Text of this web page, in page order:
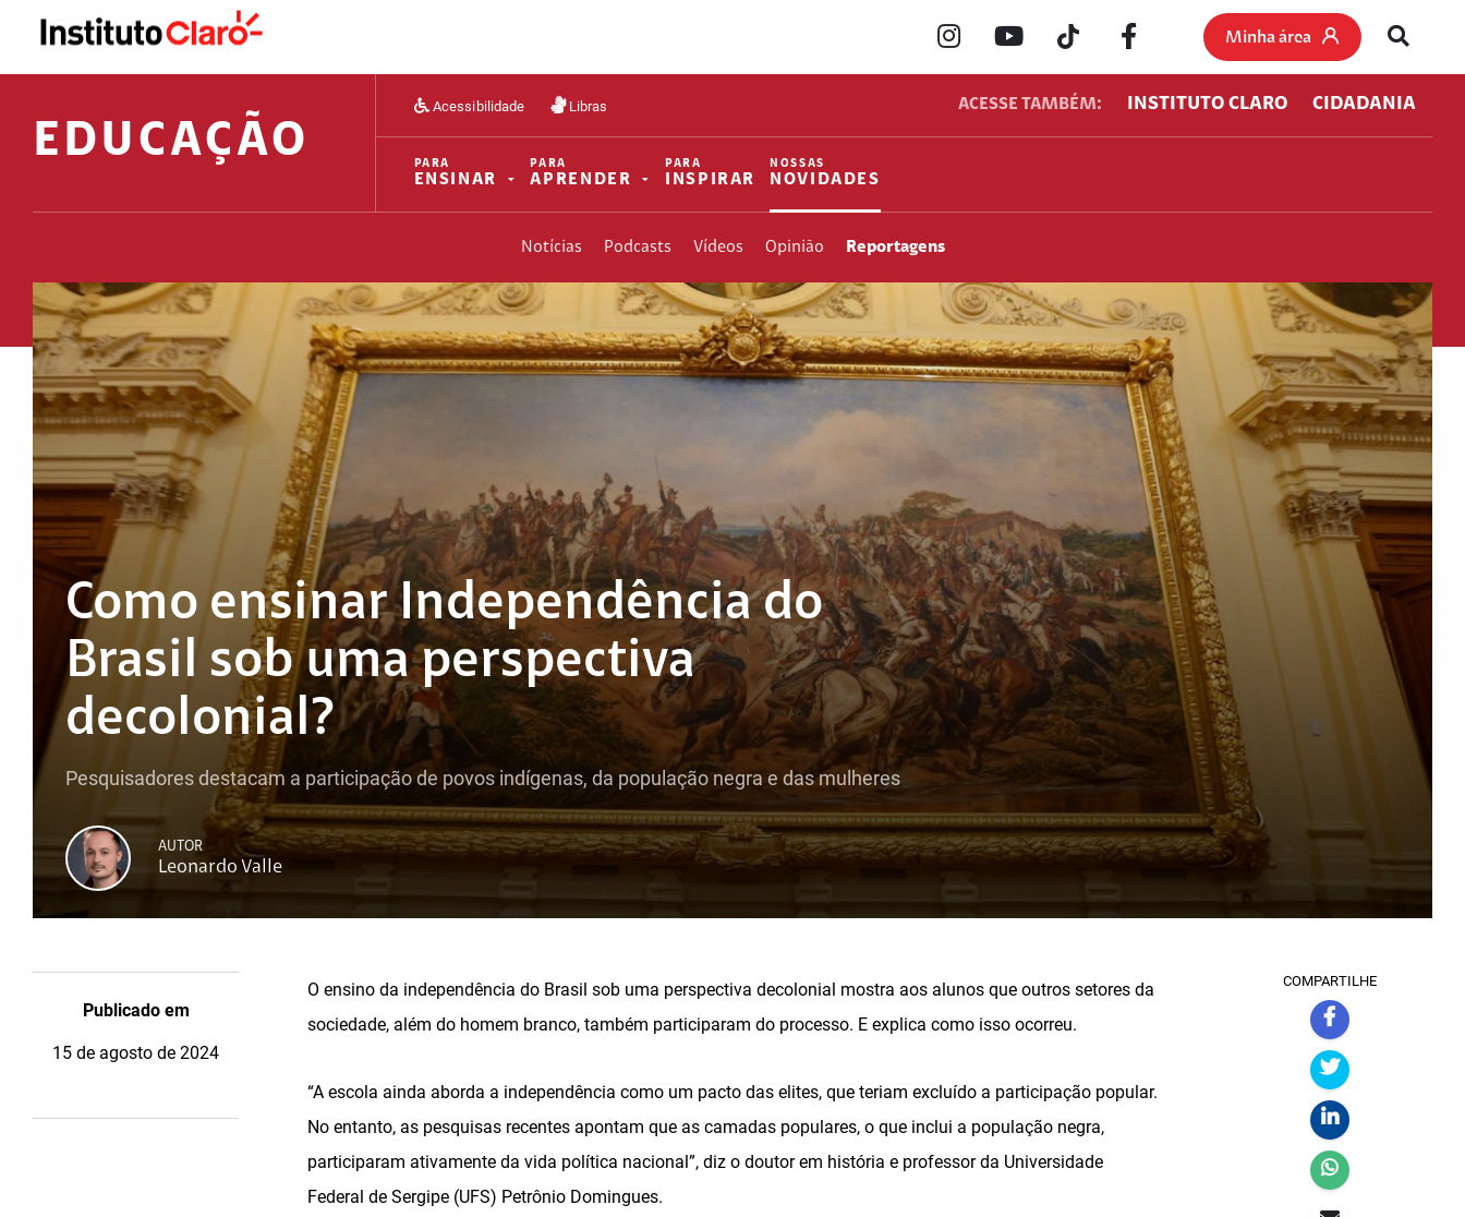
Minha área
EDUCAÇÃO
Acessibilidade Libras ACESSE TAMBÉM: INSTITUTO CLARO CIDADANIA
PARA
ENSINAR
PARA
APRENDER
PARA
INSPIRAR
NOSSAS
NOVIDADES
Notícias Podcasts Vídeos Opinião Reportagens
Como ensinar Independência do
Brasil sob uma perspectiva
decolonial?
Pesquisadores destacam a participação de povos indígenas, da população negra e das mulheres
AUTOR
Leonardo Valle
Publicado em
15 de agosto de 2024
O ensino da independência do Brasil sob uma perspectiva decolonial mostra aos alunos que outros setores da
sociedade, além do homem branco, também participaram do processo. E explica como isso ocorreu.
“A escola ainda aborda a independência como um pacto das elites, que teriam excluído a participação popular.
No entanto, as pesquisas recentes apontam que as camadas populares, o que inclui a população negra,
participaram ativamente da vida política nacional”, diz o doutor em história e professor da Universidade
Federal de Sergipe (UFS) Petrônio Domingues.
COMPARTILHE